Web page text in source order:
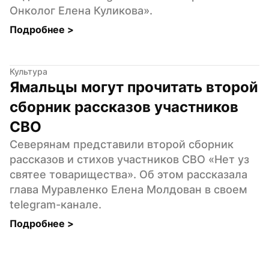
Онколог Елена Куликова».
Подробнее >
Культура
Ямальцы могут прочитать второй
сборник рассказов участников
СВО
Северянам представили второй сборник
рассказов и стихов участников СВО «Нет уз
святее товарищества». Об этом рассказала
глава Муравленко Елена Молдован в своем
telegram-канале.
Подробнее >